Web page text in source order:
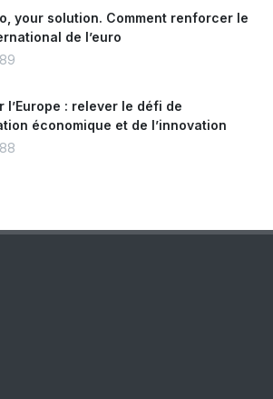
your solution. Comment renforcer le
de l’euro
l’Europe : relever le défi de
économique et de l’innovation